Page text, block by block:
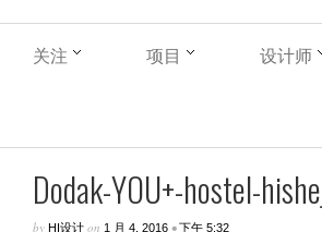
关注 项目 设计师
Dodak-YOU+-hostel-
by HI设计 on 1 月 4, 2016 •下午 5:32